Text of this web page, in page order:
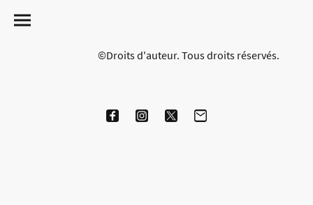
©Droits d'auteur. Tous droits réservés.